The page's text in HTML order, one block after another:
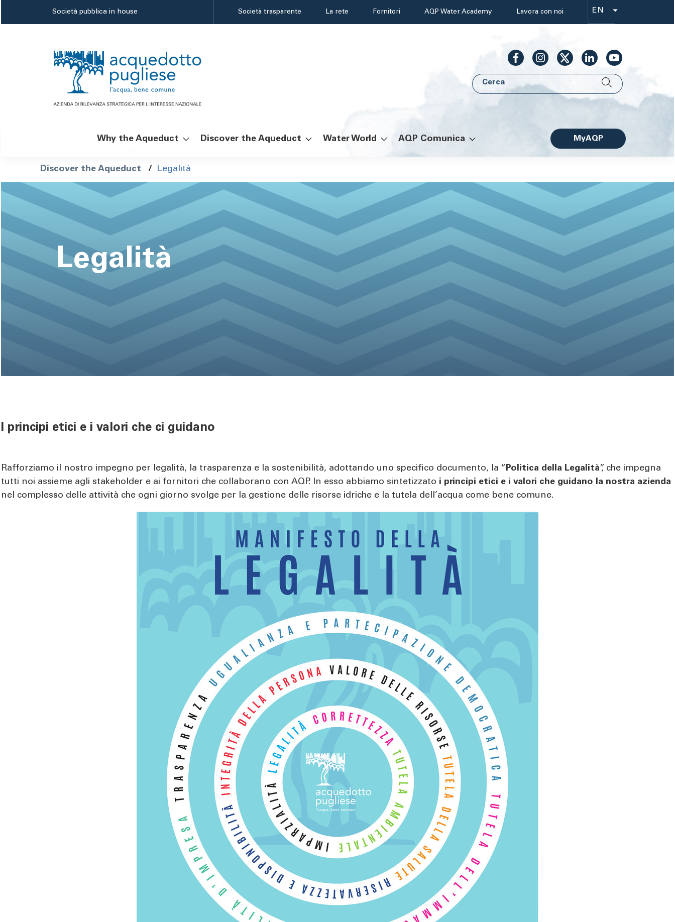
Società pubblica in house
Header
Società trasparente La rete Fornitori AQP Water Academy Lavora con noi
language
EN
Cerca
Navigazione
principale
Why the Aqueduct Discover the Aqueduct Water World AQP Comunica
AQPMyAQP
Breadcrumb
Discover the Aqueduct / Legalità
Legalità
I principi etici e i valori che ci guidano
Rafforziamo il nostro impegno per legalità, la trasparenza e la sostenibilità, adottando uno specifico documento, la “Politica della Legalità”, che impegna
tutti noi assieme agli stakeholder e ai fornitori che collaborano con AQP. In esso abbiamo sintetizzato i principi etici e i valori che guidano la nostra azienda
nel complesso delle attività che ogni giorno svolge per la gestione delle risorse idriche e la tutela dell’acqua come bene comune.